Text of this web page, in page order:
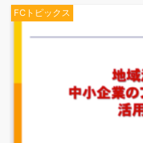
FCトピックス